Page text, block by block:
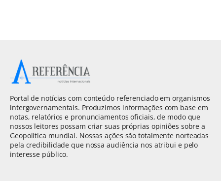
Portal de notícias com conteúdo referenciado em organismos
intergovernamentais. Produzimos informações com base em
notas, relatórios e pronunciamentos oficiais, de modo que
nossos leitores possam criar suas próprias opiniões sobre a
Geopolítica mundial. Nossas ações são totalmente norteadas
pela credibilidade que nossa audiência nos atribui e pelo
interesse público.